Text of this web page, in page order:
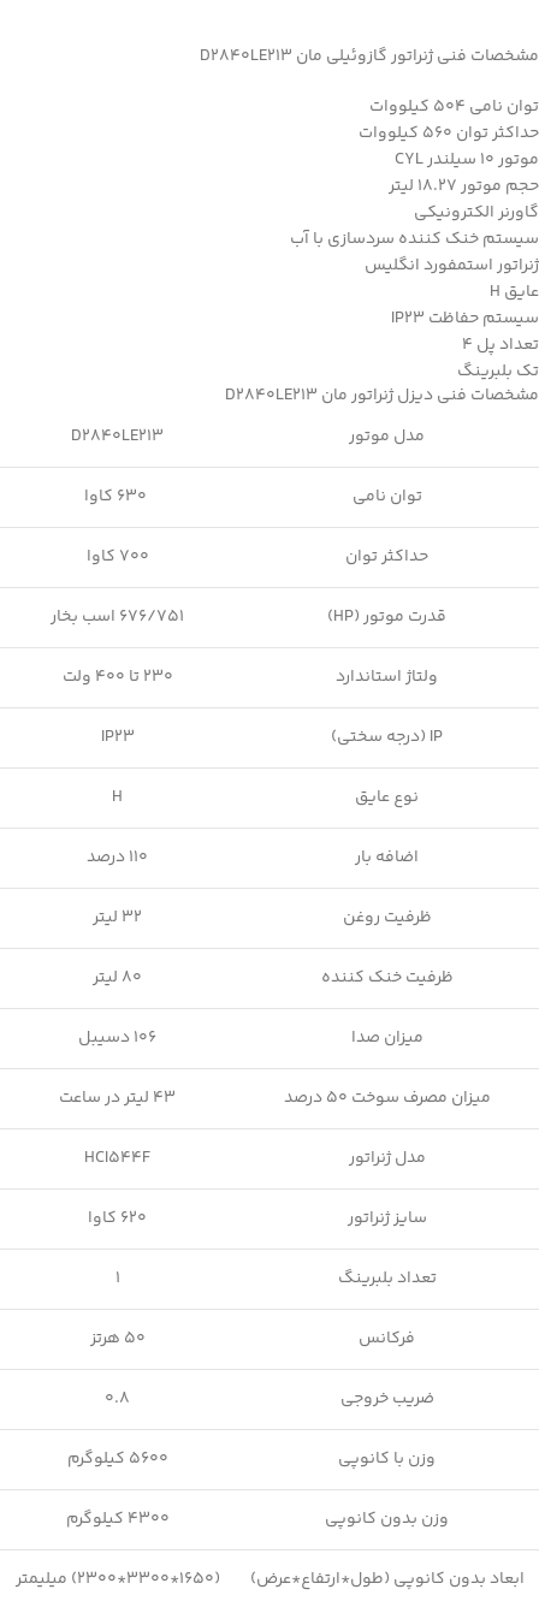
مشخصات فنی ژنراتور گازوئیلی مان D2840LE213
توان نامی 504 کیلووات
حداکثر توان 560 کیلووات
موتور 10 سیلندر CYL
حجم موتور 18.27 لیتر
گاورنر الکترونیکی
سیستم خنک کننده سردسازی با آب
ژنراتور استمفورد انگلیس
عایق H
سیستم حفاظت IP23
تعداد پل 4
تک بلبرینگ
مشخصات فنی دیزل ژنراتور مان D2840LE213
مدل موتور
D2840LE213
توان نامی
حداکثر توان 700 کاوا
قدرت موتور (HP) 676/751 اسب بخار
ولتاژ استاندارد 230 تا 400 ولت
IP (درجه سختی) IP23
نوع عایق H
اضافه بار 110 درصد
ظرفیت روغن 32 لیتر
ظرفیت خنک کننده 80 لیتر
میزان صدا 106 دسیبل
میزان مصرف سوخت 50 درصد 43 لیتر در ساعت
مدل ژنراتور HCI544F
سایز ژنراتور 620 کاوا
تعداد بلبرینگ 1
فرکانس 50 هرتز
ضریب خروجی 0.8
وزن با کانوپی 5600 کیلوگرم
وزن بدون کانوپی 4300 کیلوگرم
ابعاد بدون کانوپی (طول*ارتفاع*عرض) (1650*3300*2300) میلیمتر